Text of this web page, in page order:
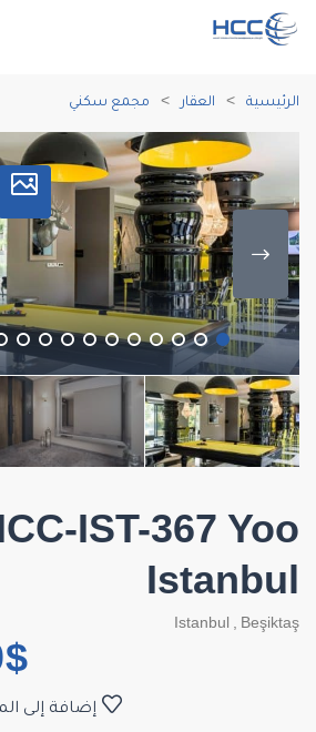
الرئيسية العقار مجمع سكني
IST-367 Yoo
Istanbul
Istanbul , Beşiktaş
$ 2,600,000
إضافة إلى